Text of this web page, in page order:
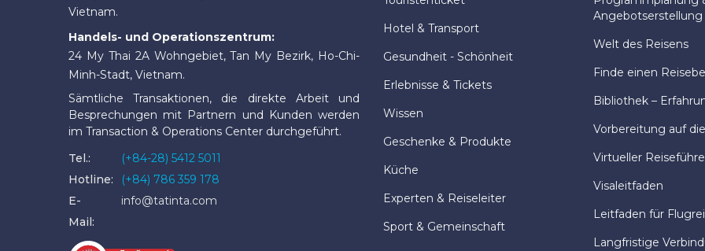
Vietnam.
Handels- und Operationszentrum:
24 My Thai 2A Wohngebiet, Tan My Bezirk, Ho-Chi-
Minh-Stadt, Vietnam.
Sämtliche Transaktionen, die direkte Arbeit und
Besprechungen mit Partnern und Kunden werden
im Transaction & Operations Center durchgeführt.
Tel.:
(+84-28) 5412 5011
Hotline:
(+84) 786 359 178
E-
Mail:
info@tatinta.com
Hotel & Transport
Gesundheit - Schönheit
Erlebnisse & Tickets
Wissen
Geschenke & Produkte
Küche
Experten & Reiseleiter
Sport & Gemeinschaft
Angebotserstellung
Welt des Reisens
Finde einen
Bibliothek –
Vorbereitung auf
Virtueller
Visaleitfaden
Leitfaden für
Langfristige